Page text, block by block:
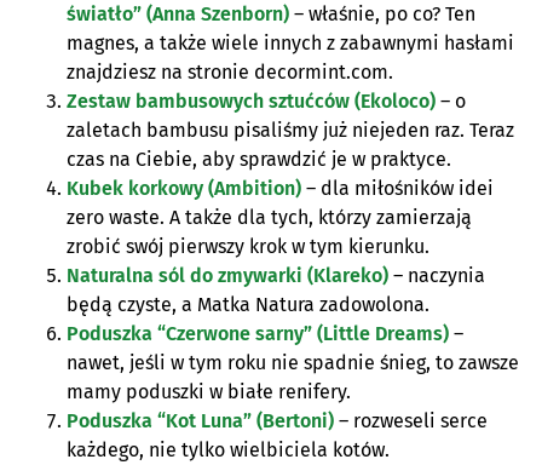
światło” (Anna Szenborn) – właśnie, po co? Ten
magnes, a także wiele innych z zabawnymi hasłami
znajdziesz na stronie decormint.com.
Zestaw bambusowych sztućców (Ekoloco) – o
zaletach bambusu pisaliśmy już niejeden raz. Teraz
czas na Ciebie, aby sprawdzić je w praktyce.
Kubek korkowy (Ambition) – dla miłośników idei
zero waste. A także dla tych, którzy zamierzają
zrobić swój pierwszy krok w tym kierunku.
Naturalna sól do zmywarki (Klareko) – naczynia
będą czyste, a Matka Natura zadowolona.
Poduszka “Czerwone sarny” (Little Dreams) –
nawet, jeśli w tym roku nie spadnie śnieg, to zawsze
mamy poduszki w białe renifery.
Poduszka “Kot Luna” (Bertoni) – rozweseli serce
każdego, nie tylko wielbiciela kotów.